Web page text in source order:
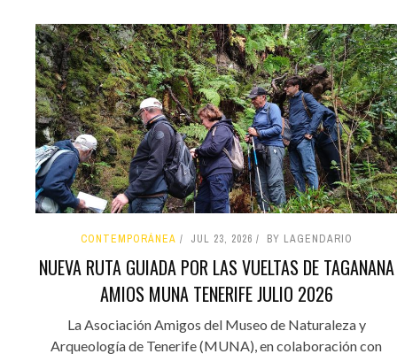
CONTEMPORÁNEA JUL 23, 2026 BY LAGENDARIO
NUEVA RUTA GUIADA POR LAS VUELTAS DE TAGANANA
AMIOS MUNA TENERIFE JULIO 2026
La Asociación Amigos del Museo de Naturaleza y
Arqueología de Tenerife (MUNA), en colaboración con